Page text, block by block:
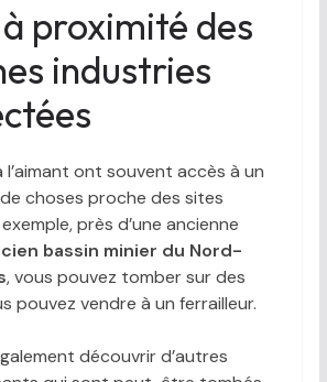
proximité des
industries
l’aimant ont souvent accès à un
choses proche des sites
près d’une ancienne
bassin minier du Nord-
, vous pouvez tomber sur des
pouvez vendre à un ferrailleur.
découvrir d’autres